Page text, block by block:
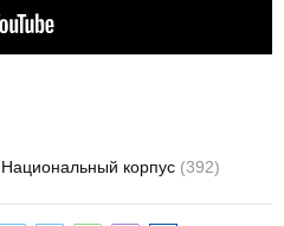
Национальный корпус (392)